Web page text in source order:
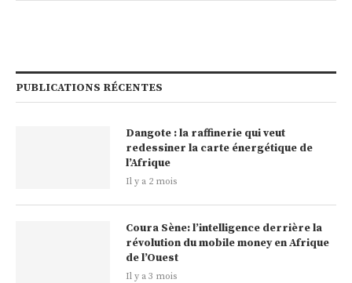
PUBLICATIONS RÉCENTES
Dangote : la raffinerie qui veut
redessiner la carte énergétique de
l’Afrique
Il y a 2 mois
Coura Sène: l’intelligence derrière la
révolution du mobile money en Afrique
de l’Ouest
Il y a 3 mois